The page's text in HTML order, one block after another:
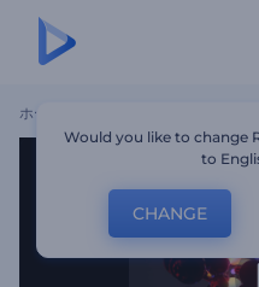
ホーム
Would you like to change
to
CHANGE